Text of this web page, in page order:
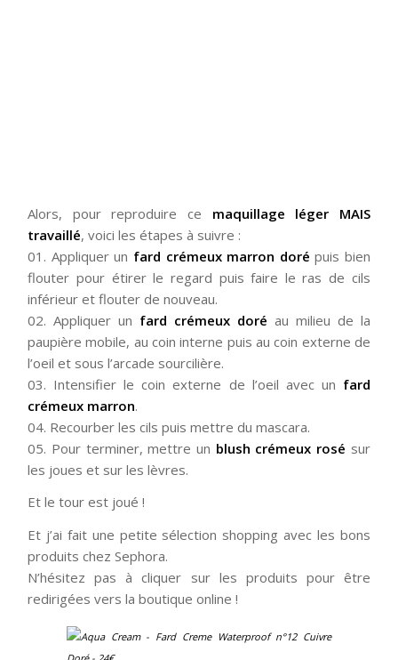
Alors, pour reproduire ce maquillage léger MAIS
travaillé, voici les étapes à suivre :
01. Appliquer un fard crémeux marron doré puis bien
flouter pour étirer le regard puis faire le ras de cils
inférieur et flouter de nouveau.
02. Appliquer un fard crémeux doré au milieu de la
paupière mobile, au coin interne puis au coin externe de
l’oeil et sous l’arcade sourcilière.
03. Intensifier le coin externe de l’oeil avec un fard
crémeux marron.
04. Recourber les cils puis mettre du mascara.
05. Pour terminer, mettre un blush crémeux rosé sur
les joues et sur les lèvres.
Et le tour est joué !
Et j’ai fait une petite sélection shopping avec les bons
produits chez Sephora.
N’hésitez pas à cliquer sur les produits pour être
redirigées vers la boutique online !